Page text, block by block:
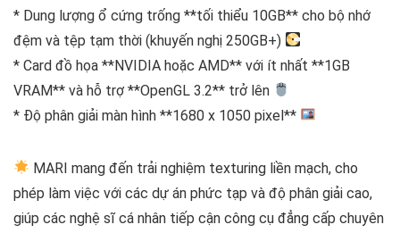
* Dung lượng ổ cứng trống **tối thiểu 10GB** cho bộ nhớ
đệm và tệp tạm thời (khuyến nghị 250GB+)
* Card đồ họa **NVIDIA hoặc AMD** với ít nhất **1GB
VRAM** và hỗ trợ **OpenGL 3.2** trở lên
* Độ phân giải màn hình **1680 x 1050 pixel**
MARI mang đến trải nghiệm texturing liền mạch, cho
phép làm việc với các dự án phức tạp và độ phân giải cao,
giúp các nghệ sĩ cá nhân tiếp cận công cụ đẳng cấp chuyên